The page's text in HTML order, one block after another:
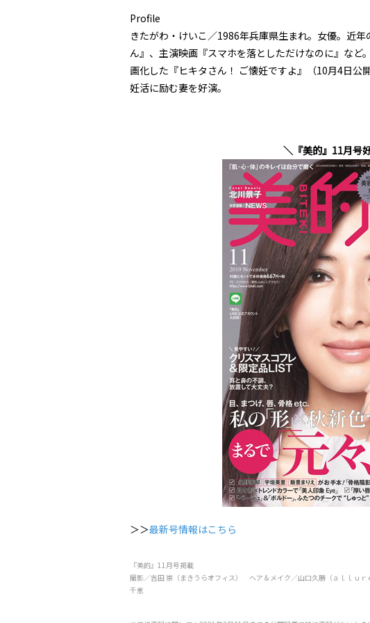
Profile
きたがわ・けいこ／1986年兵庫県生まれ。女優。近
ん』、主演映画『スマホを落としただけなのに』な
画化した『ヒキタさん！ ご懐妊ですよ』（10月4日公
妊活に励む妻を好演。
＼『美的』11月号
＞＞最新号情報はこちら
『美的』11月号掲載
撮影／吉田 崇（まきうらオフィス） ヘア＆メイク／山口久勝（ａｌｌ
千恵